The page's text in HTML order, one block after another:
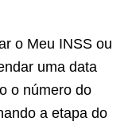
o Meu INSS ou
uma data
o número do
a etapa do